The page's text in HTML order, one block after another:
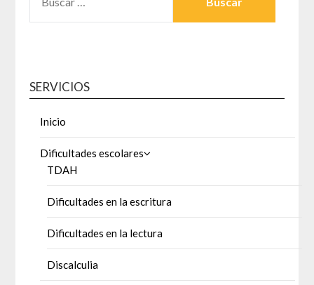
SERVICIOS
Inicio
Dificultades escolares
TDAH
Dificultades en la escritura
Dificultades en la lectura
Discalculia